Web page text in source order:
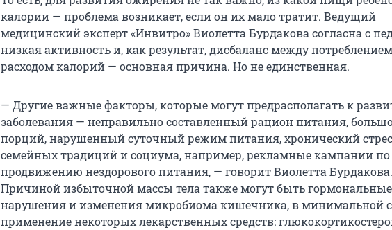
калории — проблема возникает, если он их мало тратит. Ведущий
медицинский эксперт «Инвитро» Виолетта Бурдакова согласна с
низкая активность и, как результат, дисбаланс между
расходом калорий — основная причина. Но не единственная.
— Другие важные факторы, которые могут предрасполагать к
заболевания — неправильно составленный рацион питания,
порций, нарушенный суточный режим питания, хронический
семейных традиций и социума, например, рекламные кампании по
продвижению нездорового питания, — говорит Виолетта
Причиной избыточной массы тела также могут быть гормональные
нарушения и изменения микробиома кишечника, в минимальной
применение некоторых лекарственных средств: